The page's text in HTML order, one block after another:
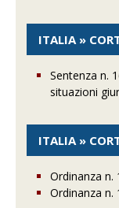
ITALIA »
Sentenza n.
situazioni
ITALIA »
Ordinanza
Ordinanza n.